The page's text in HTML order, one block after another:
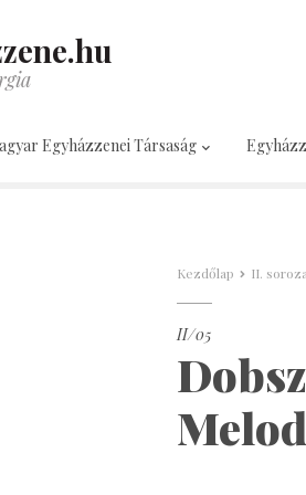
Egyházzenei Társaság
Kezdőlap II.
II/05